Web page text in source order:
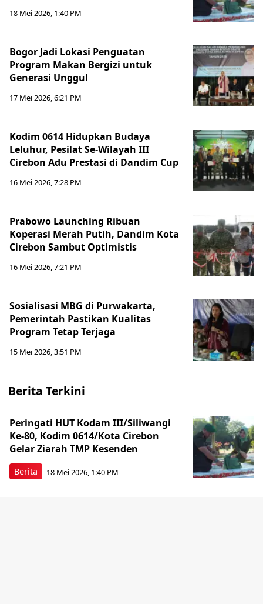
18 Mei 2026, 1:40 PM
Bogor Jadi Lokasi Penguatan
Program Makan Bergizi untuk
Generasi Unggul
17 Mei 2026, 6:21 PM
Kodim 0614 Hidupkan Budaya
Leluhur, Pesilat Se-Wilayah III
Cirebon Adu Prestasi di Dandim Cup
16 Mei 2026, 7:28 PM
Prabowo Launching Ribuan
Koperasi Merah Putih, Dandim Kota
Cirebon Sambut Optimistis
16 Mei 2026, 7:21 PM
Sosialisasi MBG di Purwakarta,
Pemerintah Pastikan Kualitas
Program Tetap Terjaga
15 Mei 2026, 3:51 PM
Berita Terkini
Berita
Peringati HUT Kodam III/Siliwangi
Ke-80, Kodim 0614/Kota Cirebon
Gelar Ziarah TMP Kesenden
18 Mei 2026, 1:40 PM